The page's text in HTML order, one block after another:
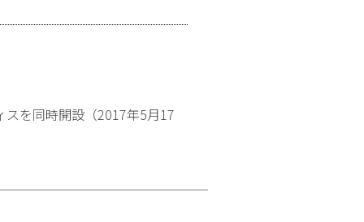
を同時開設（2017年5月17